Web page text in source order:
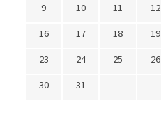
9
10 11 12
16
17 18 19
23
24 25 26
30
31